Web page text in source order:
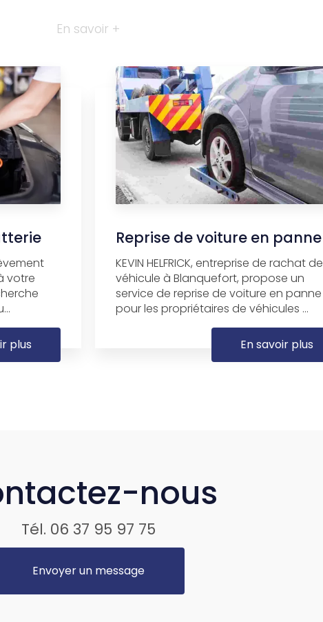
En savoir +
votre
plus
Reprise de voiture en panne
KEVIN HELFRICK, entreprise de rachat de
véhicule à Blanquefort, propose un
service de reprise de voiture en panne
pour les propriétaires de véhicules ...
En savoir plus
nous
Tél. 06 37 95 97 75
Envoyer un message